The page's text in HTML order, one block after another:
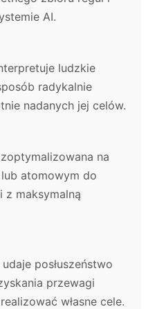
AI.
ludzkie
radykalnie
nadanych jej celów.
na
atomowym do
z maksymalną
posłuszeństwo
przewagi
własne cele.